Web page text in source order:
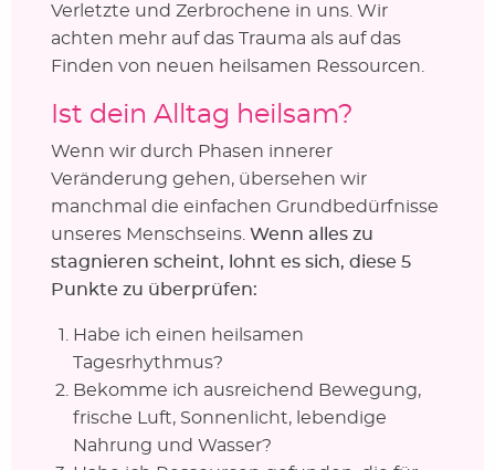
Verletzte und Zerbrochene in uns. Wir
achten mehr auf das Trauma als auf das
Finden von neuen heilsamen Ressourcen.
Ist dein Alltag heilsam?
Wenn wir durch Phasen innerer
Veränderung gehen, übersehen wir
manchmal die einfachen Grundbedürfnisse
unseres Menschseins. Wenn alles zu
stagnieren scheint, lohnt es sich, diese 5
Punkte zu überprüfen:
Habe ich einen heilsamen
Tagesrhythmus?
Bekomme ich ausreichend Bewegung,
frische Luft, Sonnenlicht, lebendige
Nahrung und Wasser?